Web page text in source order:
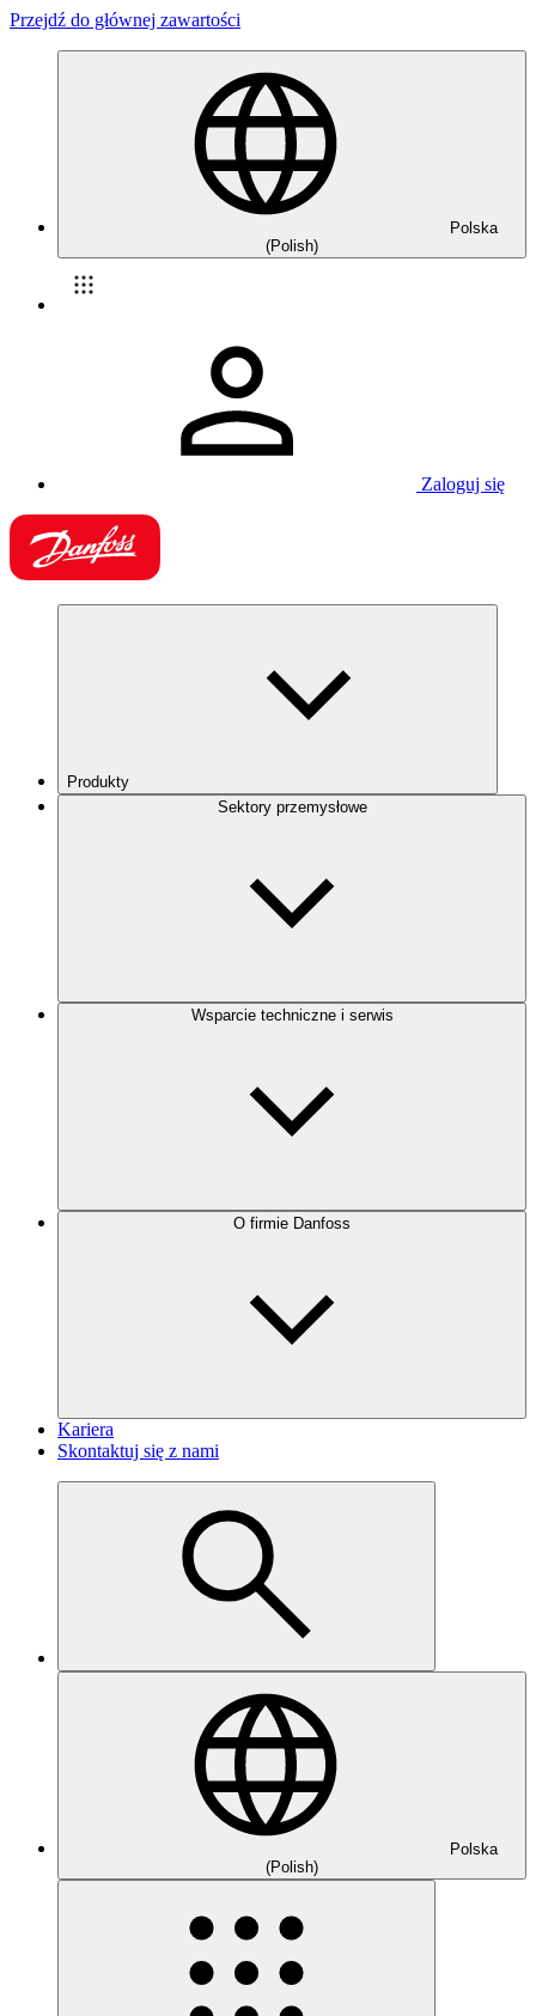
Przejdź do głównej zawartości
Polska
(Polish)
Zaloguj się
Produkty
Sektory przemysłowe
Wsparcie techniczne i serwis
O firmie Danfoss
Kariera
Skontaktuj się z nami
Polska
(Polish)